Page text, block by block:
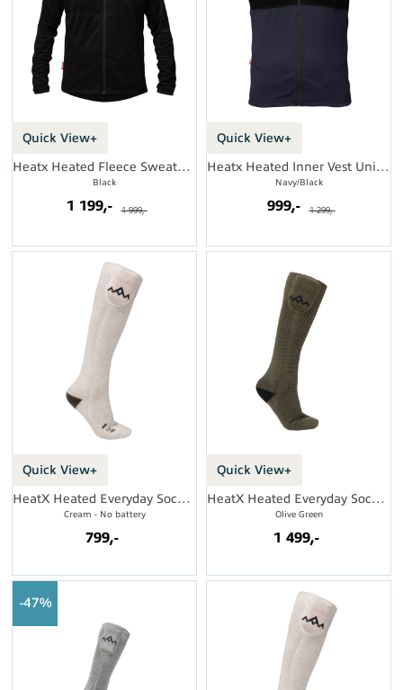
Quick View+
Heatx Heated Fleece Sweater Mens
Black
1 199,- 1 999,-
Quick View+
Heatx Heated Inner Vest Unisex
Navy/Black
999,- 1 299,-
Quick View+
HeatX Heated Everyday Socks V2
Cream - No battery
799,-
Quick View+
HeatX Heated Everyday Socks w/batt. V2
Olive Green
1 499,-
47%